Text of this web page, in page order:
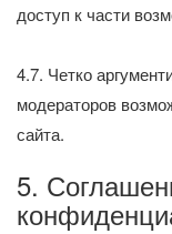
доступ к части
4.7. Четко
модераторов
сайта.
5.